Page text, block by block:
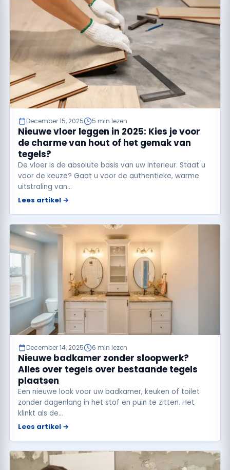
December 15, 2025 5 min lezen
Nieuwe vloer leggen in 2025: Kies je voor
de charme van hout of het gemak van
tegels?
De vloer is de absolute basis van uw interieur. Staat u
voor de keuze? Gaat u voor de authentieke, warme
uitstraling van…
Lees artikel →
December 14, 2025 6 min lezen
Nieuwe badkamer zonder sloopwerk?
Alles over tegels over bestaande tegels
plaatsen
Een nieuwe look voor uw badkamer, keuken of toilet
zonder dagenlang in het stof en puin te zitten. Het
klinkt als de…
Lees artikel →